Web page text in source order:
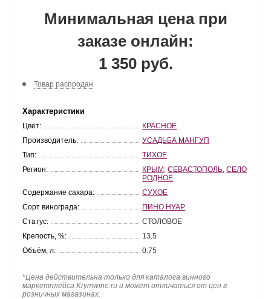
Минимальная цена при
заказе онлайн:
1 350 руб.
Товар распродан
Характеристики
Цвет:
КРАСНОЕ
Производитель:
УСАДЬБА МАНГУП
Тип:
ТИХОЕ
Регион:
КРЫМ ,СЕВАСТОПОЛЬ ,СЕЛО
РОДНОЕ
Содержание сахара:
СУХОЕ
Сорт винограда:
ПИНО НУАР
Статус:
СТОЛОВОЕ
Крепость, %:
13.5
Объём, л:
0.75
*Цена действительна только для каталога винного
маркетплейса Krymwine.ru и может отличаться от цен в
розничных магазинах.